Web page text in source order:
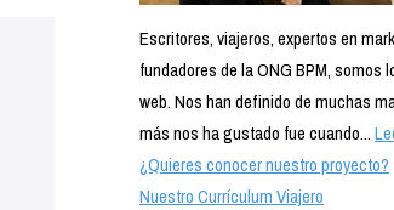
Escritores, viajeros, expertos en
fundadores de la ONG BPM, somos
web. Nos han definido de muchas
más nos ha gustado fue cuando...
¿Quieres conocer nuestro proyecto?
Nuestro Currículum Viajero